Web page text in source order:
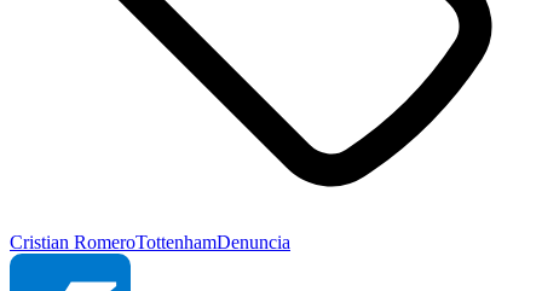
Cristian RomeroTottenhamDenuncia